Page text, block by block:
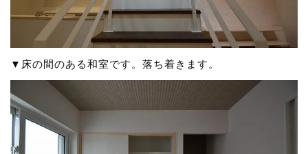
▼床の間のある和室です。落ち着きます。